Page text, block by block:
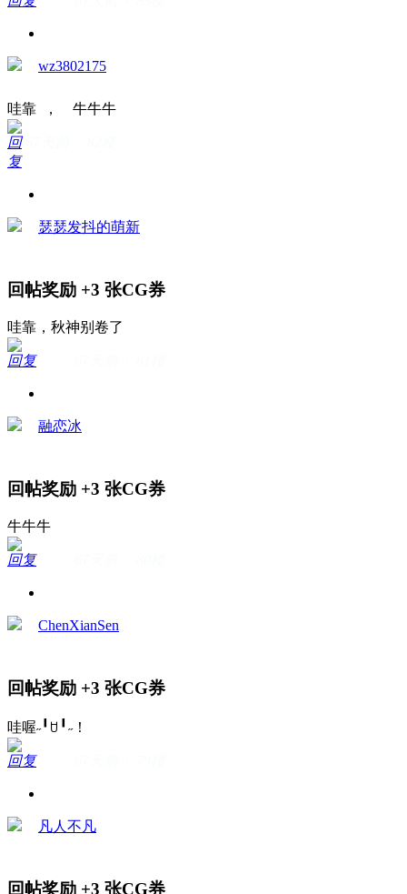
wz3802175
哇靠 ， 牛牛牛
回
复
瑟瑟发抖的萌新
回帖奖励 +3 张CG券
哇靠，秋神别卷了
回复
融恋冰
回帖奖励 +3 张CG券
牛牛牛
回复
ChenXianSen
回帖奖励 +3 张CG券
哇喔˶╹ꇴ╹˶！
回复
凡人不凡
回帖奖励 +3 张CG券